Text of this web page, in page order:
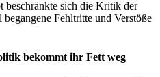
beschränkte sich die Kritik der
Fehltritte und Verstöße
bekommt ihr Fett weg